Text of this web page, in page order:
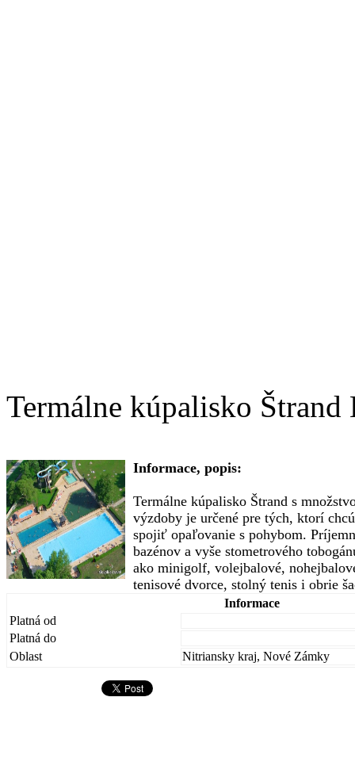
Termálne kúpalisko
Informace, popis:
Termálne kúpalisko Štrand s
výzdoby je určené pre tých, ktorí
spojiť opaľovanie s pohybom.
bazénov a vyše stometrového
ako minigolf, volejbalové,
tenisové dvorce, stolný tenis i obrie
Informace
Platná od
Platná do
Oblast
Nitriansky kraj, Nové Zámky